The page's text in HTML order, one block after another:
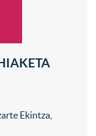
Ekintza